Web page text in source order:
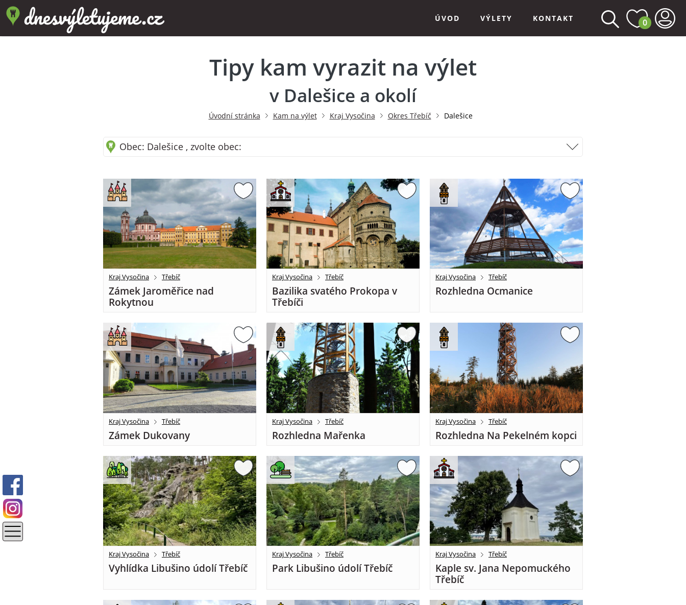
ÚVOD VÝLETY KONTAKT 0
Tipy kam vyrazit na výlet
v Dalešice a okolí
Úvodní stránka Kam na výlet Kraj Vysočina Okres Třebíč Dalešice
Obec: Dalešice , zvolte obec:
Kraj Vysočina Třebíč
Zámek Jaroměřice nad
Rokytnou
Kraj Vysočina Třebíč
Bazilika svatého Prokopa v
Třebíči
Kraj Vysočina Třebíč
Rozhledna Ocmanice
Kraj Vysočina Třebíč
Zámek Dukovany
Kraj Vysočina Třebíč
Rozhledna Mařenka
Kraj Vysočina Třebíč
Rozhledna Na Pekelném kopci
Kraj Vysočina Třebíč
Vyhlídka Libušino údolí Třebíč
Kraj Vysočina Třebíč
Park Libušino údolí Třebíč
Kraj Vysočina Třebíč
Kaple sv. Jana Nepomuckého
Třebíč